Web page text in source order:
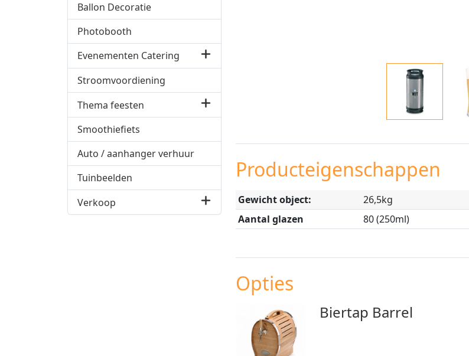
Ballon Decoratie
Photobooth
Evenementen Catering
Stroomvoordiening
Thema feesten
Smoothiefiets
Auto / aanhanger verhuur
Tuinbeelden
Verkoop
Producteigenschappen
Gewicht object:
26,5kg
Aantal glazen
80 (250ml)
Opties
Biertap Barrel